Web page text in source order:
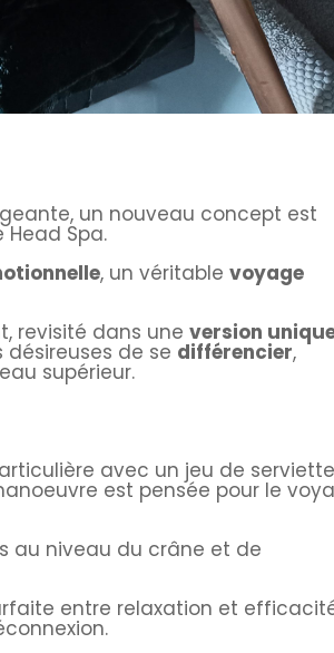
un nouveau concept est
Spa.
, un véritablevoyage
revisité dans uneversion
de se différencier,
supérieur.
avec un jeu de
est pensée pour le
au niveau du crâne et de
entre relaxation et